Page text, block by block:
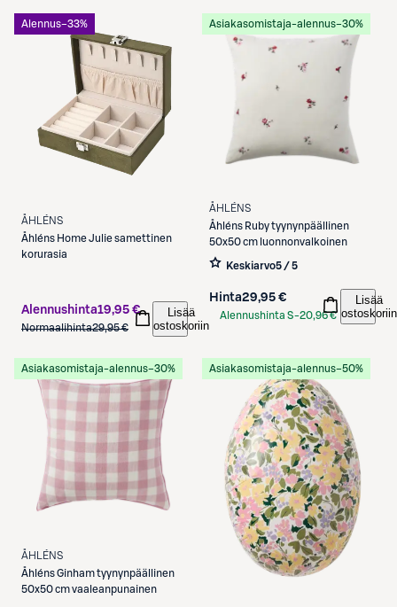
Alennus−33%
ÅHLÉNS
Åhléns Home Julie samettinen
korurasia
Alennushinta19,95 €
Normaalihinta29,95 €
Lisää
ostoskoriin
Asiakasomistaja-alennus−30%
ÅHLÉNS
Åhléns Ruby tyynynpäällinen
50x50 cm luonnonvalkoinen
Keskiarvo5 / 5
Hinta29,95 €
Alennushinta S-20,96 €
Lisää
ostoskoriin
Asiakasomistaja-alennus−30%
ÅHLÉNS
ÅhlénsGinham tyynynpäällinen
50x50 cm vaaleanpunainen
Asiakasomistaja-alennus−50%